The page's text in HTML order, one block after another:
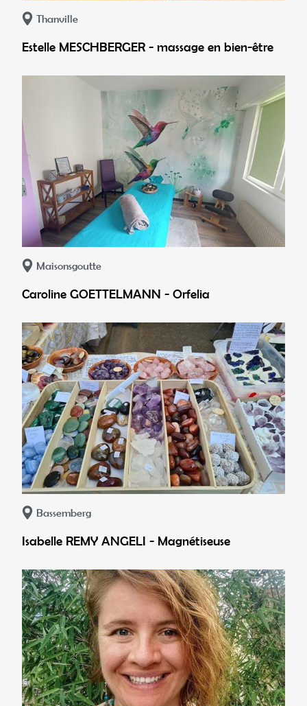
Thanville
Estelle MESCHBERGER - massage en bien-être
Maisonsgoutte
Caroline GOETTELMANN - Orfelia
Bassemberg
Isabelle REMY ANGELI - Magnétiseuse